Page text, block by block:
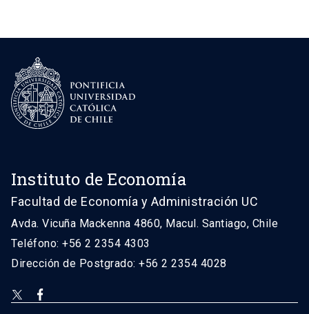
Instituto de Economía
Facultad de Economía y Administración UC
Avda. Vicuña Mackenna 4860, Macul. Santiago, Chile
Teléfono: +56 2 2354 4303
Dirección de Postgrado: +56 2 2354 4028